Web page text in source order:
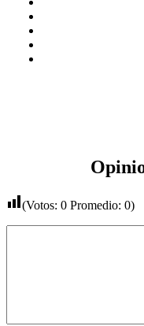
(Votos: 0 Promedio: 0)